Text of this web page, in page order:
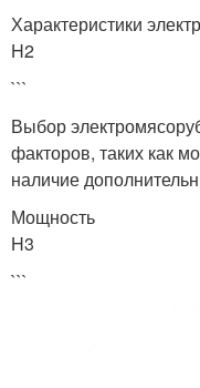
Характеристики
H2
```
Выбор
факторов, таких как
наличие
Мощность
H3
```